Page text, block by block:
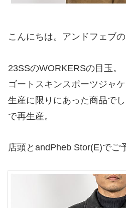
こんにちは。アンドフェブの
23SSのWORKERSの目玉。
ゴートスキンスポーツジャケ
生産に限りにあった商品で
で再生産。
店頭とandPheb Stor(E)でご